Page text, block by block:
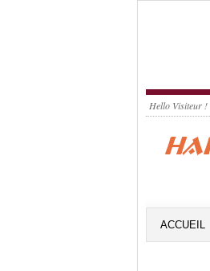
Hello Visiteur !
ACCUEIL